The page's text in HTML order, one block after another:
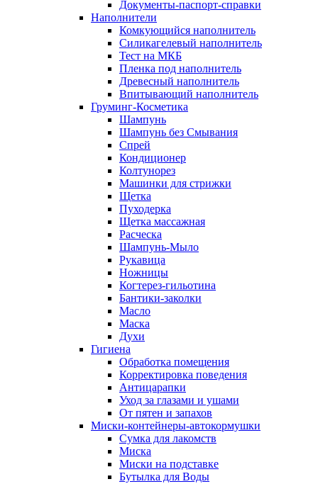
Документы-паспорт-справки
Наполнители
Комкующийся наполнитель
Силикагелевый наполнитель
Тест на МКБ
Пленка под наполнитель
Древесный наполнитель
Впитывающий наполнитель
Груминг-Косметика
Шампунь
Шампунь без Смывания
Спрей
Кондиционер
Колтунорез
Машинки для стрижки
Щетка
Пуходерка
Щетка массажная
Расческа
Шампунь-Мыло
Рукавица
Ножницы
Когтерез-гильотина
Бантики-заколки
Масло
Маска
Духи
Гигиена
Обработка помещения
Корректировка поведения
Антицарапки
Уход за глазами и ушами
От пятен и запахов
Миски-контейнеры-автокормушки
Сумка для лакомств
Миска
Миски на подставке
Бутылка для Воды